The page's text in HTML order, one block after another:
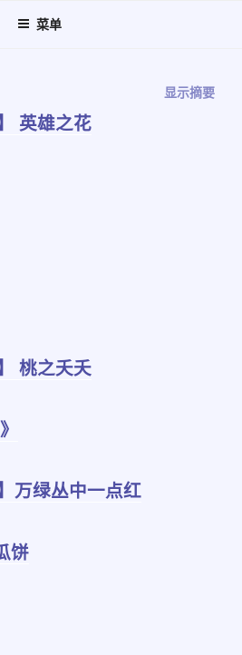
菜单
显示摘要
英雄之花
桃之夭夭
万绿丛中一点红
饼